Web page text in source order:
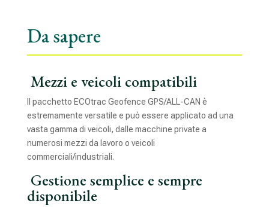
Da sapere
Mezzi e veicoli compatibili
Il pacchetto ECOtrac Geofence GPS/ALL-CAN è
estremamente versatile e può essere applicato ad una
vasta gamma di veicoli, dalle macchine private a
numerosi mezzi da lavoro o veicoli
commerciali/industriali.
Gestione semplice e sempre
disponibile